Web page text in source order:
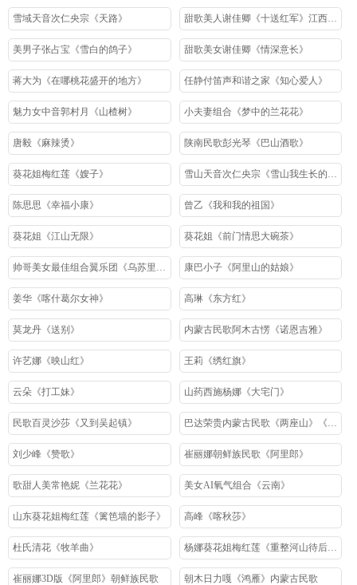
雪域天音次仁央宗《天路》 甜歌美人谢佳卿《十送红军》江西民歌
美男子张占宝《雪白的鸽子》 甜歌美女谢佳卿《情深意长》
蒋大为《在哪桃花盛开的地方》 任静付笛声和谐之家《知心爱人》
魅力女中音郭村月《山楂树》 小夫妻组合《梦中的兰花花》
唐毅《麻辣烫》 陕南民歌彭光琴《巴山酒歌》
葵花姐梅红莲《嫂子》 雪山天音次仁央宗《雪山我生长的地方》
陈思思《幸福小康》 曾乙《我和我的祖国》
葵花姐《江山无限》 葵花姐《前门情思大碗茶》
帅哥美女最佳组合翼乐团《乌苏里船歌》 康巴小子《阿里山的姑娘》
姜华《喀什葛尔女神》 高琳《东方红》
莫龙丹《送别》 内蒙古民歌阿木古愣《诺恩吉雅》
许艺娜《映山红》 王莉《绣红旗》
云朵《打工妹》 山药西施杨娜《大宅门》
民歌百灵沙莎《又到吴起镇》 巴达荣贵内蒙古民歌《两座山》《鸿雁》
刘少峰《赞歌》 崔丽娜朝鲜族民歌《阿里郎》
歌甜人美常艳妮《兰花花》 美女AI氧气组合《云南》
山东葵花姐梅红莲《篱笆墙的影子》 高峰《喀秋莎》
杜氏清花《牧羊曲》 杨娜葵花姐梅红莲《重整河山待后生》
崔丽娜3D版《阿里郎》朝鲜族民歌 朝木日力嘎《鸿雁》内蒙古民歌